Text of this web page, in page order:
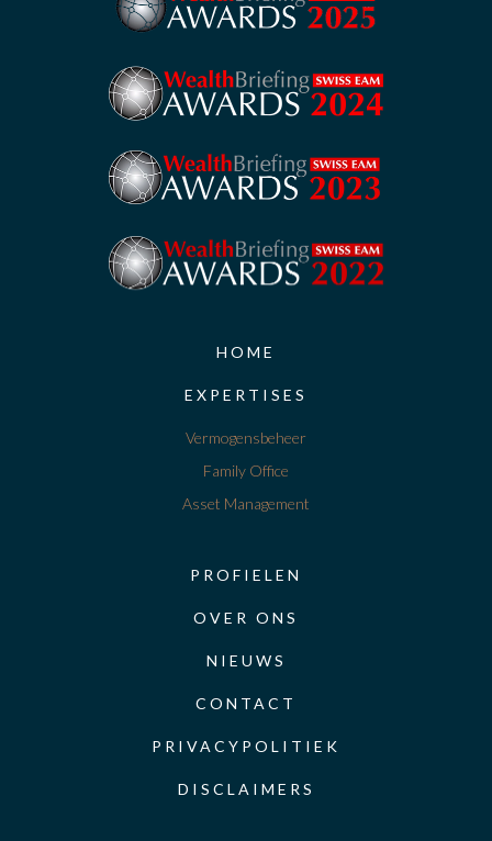
HOME
EXPERTISES
Vermogensbeheer
Family Office
Asset Management
PROFIELEN
OVER ONS
NIEUWS
CONTACT
PRIVACYPOLITIEK
DISCLAIMERS